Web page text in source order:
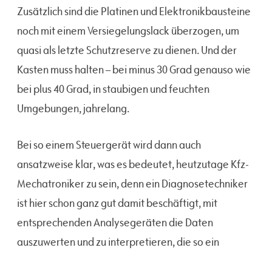
Zusätzlich sind die Platinen und Elektronikbausteine
noch mit einem Versiegelungslack überzogen, um
quasi als letzte Schutzreserve zu dienen. Und der
Kasten muss halten – bei minus 30 Grad genauso wie
bei plus 40 Grad, in staubigen und feuchten
Umgebungen, jahrelang.
Bei so einem Steuergerät wird dann auch
ansatzweise klar, was es bedeutet, heutzutage Kfz-
Mechatroniker zu sein, denn ein Diagnosetechniker
ist hier schon ganz gut damit beschäftigt, mit
entsprechenden Analysegeräten die Daten
auszuwerten und zu interpretieren, die so ein